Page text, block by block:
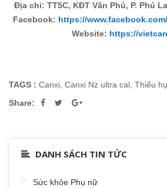
Địa chỉ: TT5C, KĐT Văn Phú, P. Phú
Facebook: https://
Website: https://
TAGS : Canxi Canxi Nz ultra cal Thiếu
Share:
DANH SÁCH TIN TỨC
Sức khỏe Phụ nữ